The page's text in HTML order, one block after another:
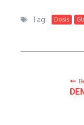
Tag: Dosis